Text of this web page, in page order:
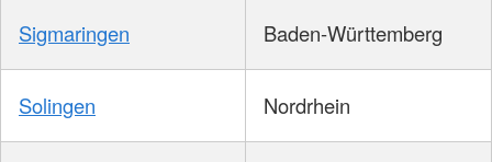
Sigmaringen Baden-Württemberg
Solingen Nordrhein